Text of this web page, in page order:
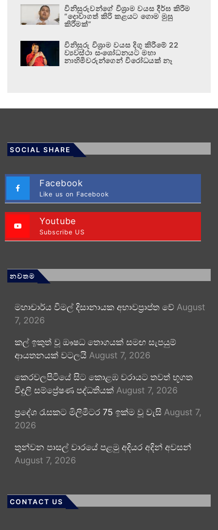
විනිසුරුවන්ගේ විශ්‍රාම වයස දීර්ඝ කිරීම
“දොවාගත් කිරි කළයට ගොම මුසු
කිරීමක්”
විනිසුරු විශ්‍රාම වයස දිගු කිරීමේ 22
ව්‍යවස්ථා සංශෝධනයට මහා
නාහිමිවරුන්ගෙන් විරෝධයක් නෑ
SOCIAL SHARE
Facebook
Like us on Facebook
Youtube
Subscribe US
නවතම
මහාචාර්ය විමල් දිසානායක අභාවප්‍රාප්ත වේ August
7, 2026
කල් ඉකුත් වූ ඖෂධ තොගයක් සමඟ සැපයුම්
ආයතනයක් වටලයි August 7, 2026
කෙරවලපිටියේ සිට කොළඹ වරායට තවත් භූගත
විදුලි සම්ප්‍රේෂණ පද්ධතියක් August 7, 2026
ප්‍රදේශ රැසකට මිලිමීටර 75 ඉක්ම වූ වැසි August 7,
2026
තුන්වන පාසල් වාරයේ පළමු අදියර අදින් අවසන්
August 7, 2026
CONTACT US